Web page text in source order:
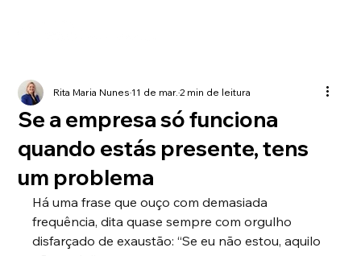
Se a empresa só funciona
quando estás presente, tens
um problema
Rita Maria Nunes11 de mar.2 min de leitura
Há uma frase que ouço com demasiada
frequência, dita quase sempre com orgulho
disfarçado de exaustão: “Se eu não estou, aquilo